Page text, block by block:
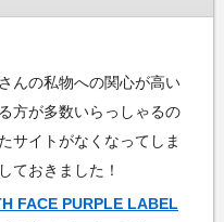
んの私物への関心が高い
方が多数いらっしゃるの
サイトがなくなってしま
ておきました！
FACE PURPLE LABEL